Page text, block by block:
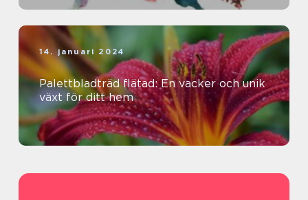
14. januari 2024
Palettbladträd flätad: En vacker och unik
växt för ditt hem